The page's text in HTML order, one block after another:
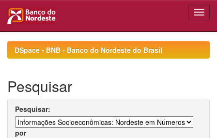
navigationDSpace - BNB - Banco do Nordeste do Brasil
Pesquisar
Pesquisar:
por